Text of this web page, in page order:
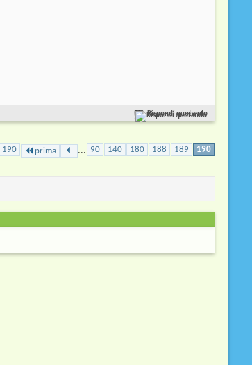
Rispondi quotando
190 prima 90 140 180 188 189 190